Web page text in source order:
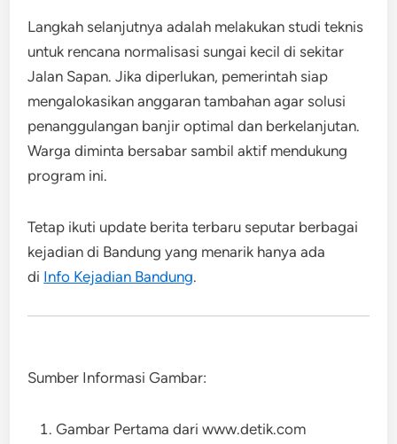
Langkah selanjutnya adalah melakukan studi teknis
untuk rencana normalisasi sungai kecil di sekitar
Jalan Sapan. Jika diperlukan, pemerintah siap
mengalokasikan anggaran tambahan agar solusi
penanggulangan banjir optimal dan berkelanjutan.
Warga diminta bersabar sambil aktif mendukung
program ini.
Tetap ikuti update berita terbaru seputar berbagai
kejadian di Bandung yang menarik hanya ada
di Info Kejadian Bandung.
Sumber Informasi Gambar:
Gambar Pertama dari www.detik.com